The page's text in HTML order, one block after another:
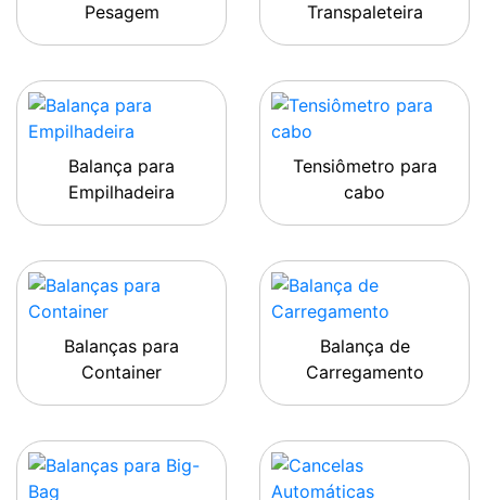
Pesagem
Transpaleteira
Balança para
Empilhadeira
Tensiômetro para
cabo
Balanças para
Container
Balança de
Carregamento